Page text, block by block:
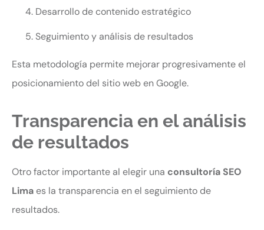
Desarrollo de contenido estratégico
Seguimiento y análisis de resultados
Esta metodología permite mejorar progresivamente el
posicionamiento del sitio web en Google.
Transparencia en el análisis
de resultados
Otro factor importante al elegir una consultoría SEO
Limaes la transparencia en el seguimiento de
resultados.